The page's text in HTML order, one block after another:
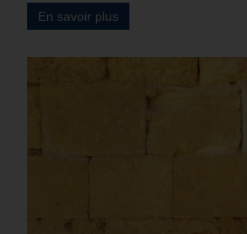
En savoir plus